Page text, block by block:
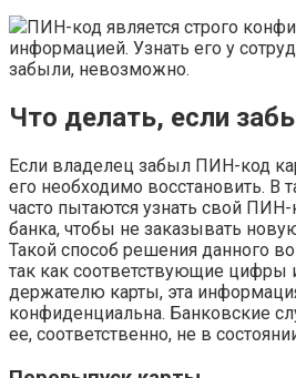
ПИН-код является строго
информацией. Узнать его у
забыли, невозможно.
Что делать, если
Если владелец забыл ПИН-код
его необходимо восстановить. В
часто пытаются узнать свой ПИН-
банка, чтобы не заказывать
Такой способ решения данного
так как соответствующие цифры
держателю карты, эта
конфиденциальна. Банковские
ее, соответственно, не в